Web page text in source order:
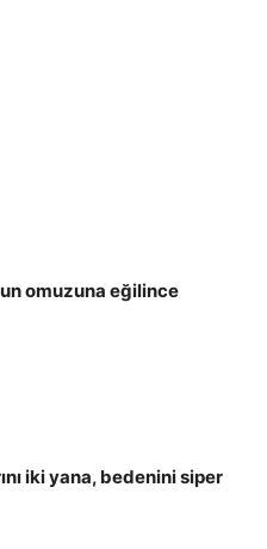
omuzuna eğilince
iki yana, bedenini siper